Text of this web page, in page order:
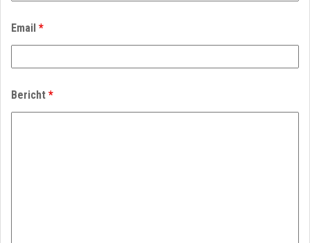
Email *
Bericht *